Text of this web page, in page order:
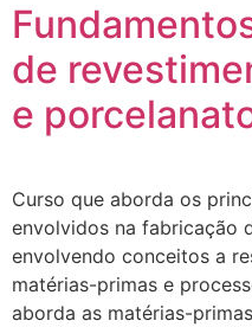
de
e
Curso que aborda os
envolvidos na fabricação
envolvendo conceitos a
matérias-primas e
aborda as matérias-